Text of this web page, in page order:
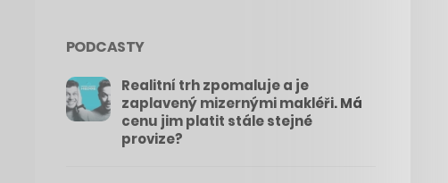
PODCASTY
Realitní trh zpomaluje a je
zaplavený mizernými makléři. Má
cenu jim platit stále stejné
provize?